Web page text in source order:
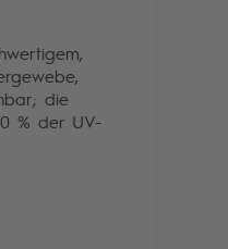
die
% der UV-
und